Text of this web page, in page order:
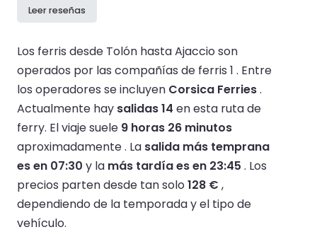
Leer reseñas
Los ferris desde Tolón hasta Ajaccio son
operados por las compañías de ferris 1 . Entre
los operadores se incluyen Corsica Ferries.
Actualmente hay salidas 14 en esta ruta de
ferry. El viaje suele 9 horas 26 minutos
aproximadamente . La salida más temprana
es en 07:30 y la más tardía es en 23:45 . Los
precios parten desde tan solo 128 € ,
dependiendo de la temporada y el tipo de
vehículo.